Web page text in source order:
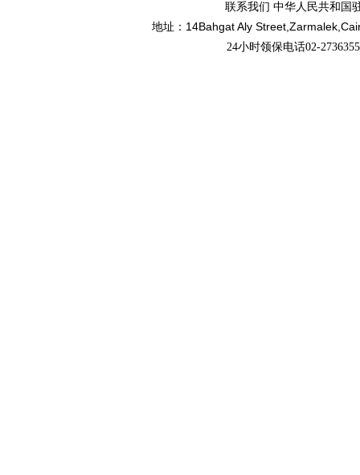
联系我们 中华人民共和国
地址： 14Bahgat Aly
24小时领保电话02-